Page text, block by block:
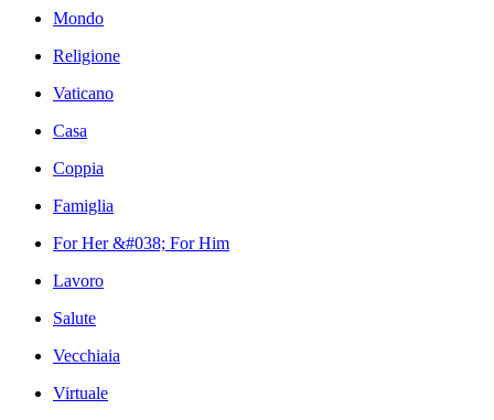
Mondo
Religione
Vaticano
Casa
Coppia
Famiglia
For Her &#038; For Him
Lavoro
Salute
Vecchiaia
Virtuale